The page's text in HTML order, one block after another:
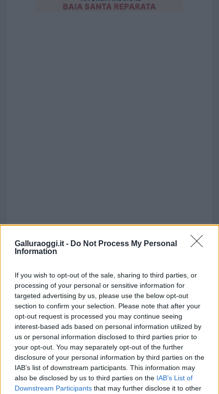
Galluraoggi.it - Do Not Process My Personal
Information
If you wish to opt-out of the sale, sharing to third parties, or
processing of your personal or sensitive information for
targeted advertising by us, please use the below opt-out
section to confirm your selection. Please note that after your
opt-out request is processed you may continue seeing
interest-based ads based on personal information utilized by
us or personal information disclosed to third parties prior to
your opt-out. You may separately opt-out of the further
disclosure of your personal information by third parties on the
IAB’s list of downstream participants. This information may
also be disclosed by us to third parties on the IAB’s List of
Downstream Participants that may further disclose it to other